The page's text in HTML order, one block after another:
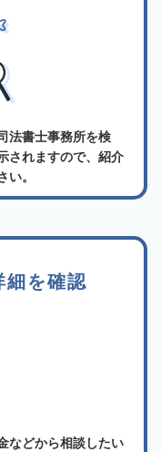
法書士事務所を検
されますので、紹介
。
細を確認
などから相談したい